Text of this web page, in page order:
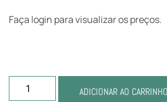
Faça login para visualizar os preços.
ADICIONAR AO CARRINHO